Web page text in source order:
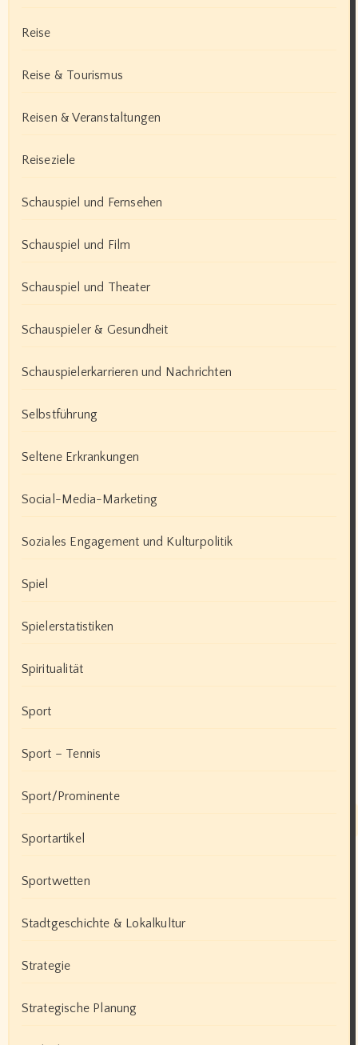
Reise
Reise & Tourismus
Reisen & Veranstaltungen
Reiseziele
Schauspiel und Fernsehen
Schauspiel und Film
Schauspiel und Theater
Schauspieler & Gesundheit
Schauspielerkarrieren und Nachrichten
Selbstführung
Seltene Erkrankungen
Social-Media-Marketing
Soziales Engagement und Kulturpolitik
Spiel
Spielerstatistiken
Spiritualität
Sport
Sport – Tennis
Sport/Prominente
Sportartikel
Sportwetten
Stadtgeschichte & Lokalkultur
Strategie
Strategische Planung